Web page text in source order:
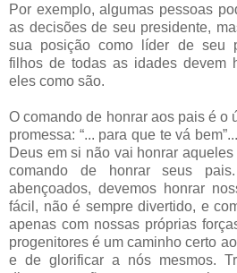
Por exemplo, algumas pessoas
as decisões de seu presidente,
sua posição como líder de seu
filhos de todas as idades devem
eles como são.
O comando de honrar aos pais é o
promessa: “... para que te vá
Deus em si não vai honrar
comando de honrar seus
abençoados, devemos honrar
fácil, não é sempre divertido, e
apenas com nossas próprias
progenitores é um caminho certo
e de glorificar a nós mesmos.